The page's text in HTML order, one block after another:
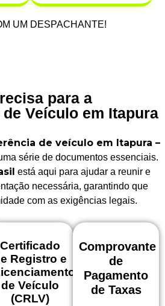
UM DESPACHANTE!
para a
Veículo em Itapura
de veículo em Itapura –
série de documentos essenciais.
está aqui para ajudar a reunir e
necessária, garantindo que
com as exigências legais.
Certificado
Registro e
de Veículo
(CRLV)
Comprovante
de
Pagamento
de Taxas